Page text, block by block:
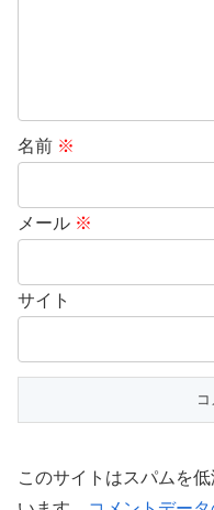
名前 ※
メール ※
サイト
このサイトはスパムを